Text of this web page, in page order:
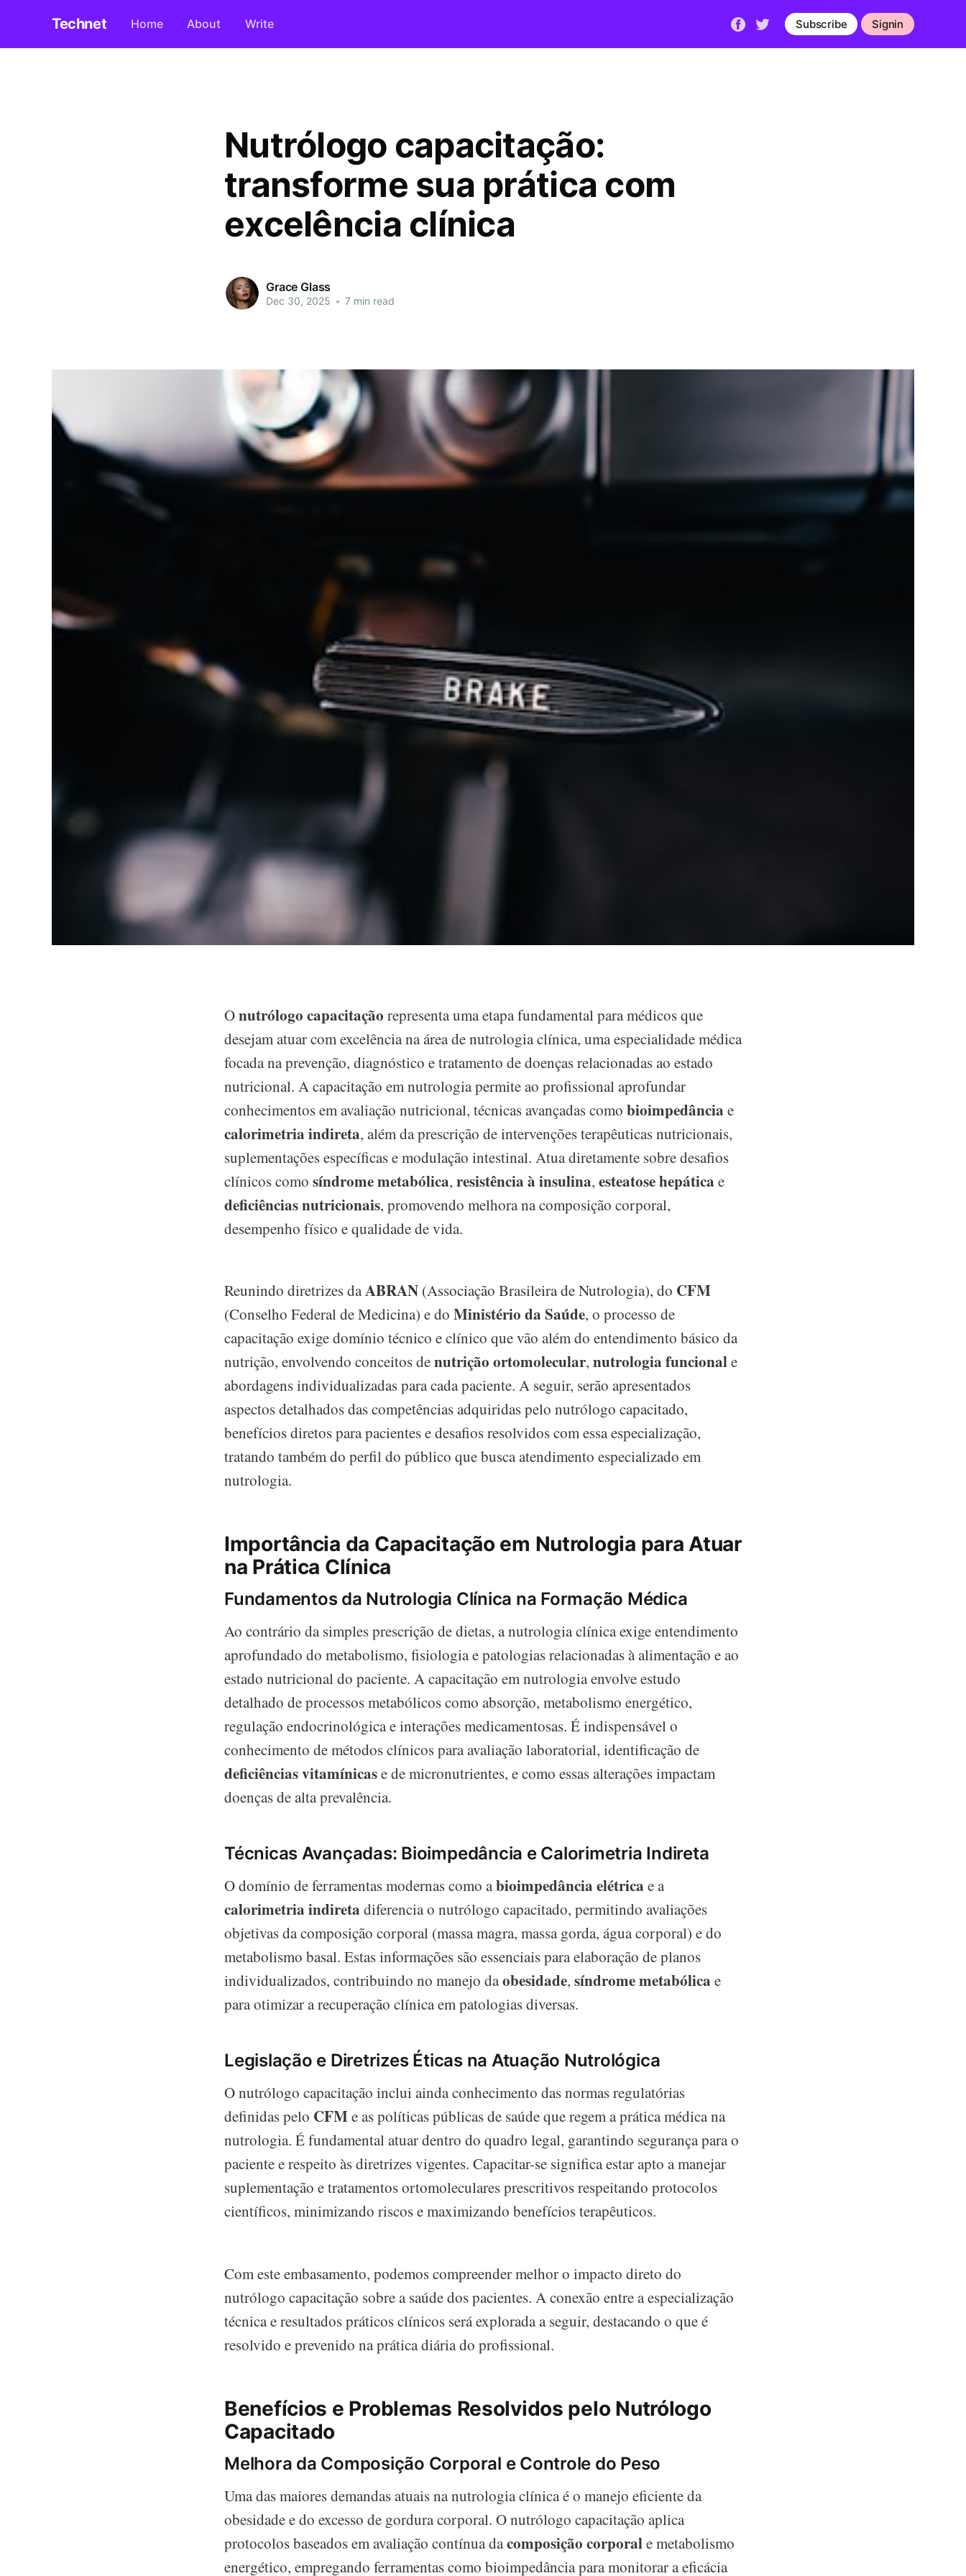
Technet Home About Write Subscribe Signin
Nutrólogo capacitação:
transforme sua prática com
excelência clínica
Grace Glass
Dec 30, 2025 • 7 min read
Onutrólogo capacitação representa uma etapa fundamental para médicos que
desejam atuar com excelência na área de nutrologia clínica, uma especialidade médica
focada na prevenção, diagnóstico e tratamento de doenças relacionadas ao estado
nutricional. A capacitação em nutrologia permite ao profissional aprofundar
conhecimentos em avaliação nutricional, técnicas avançadas como bioimpedância e
calorimetria indireta, além da prescrição de intervenções terapêuticas nutricionais,
suplementações específicas e modulação intestinal. Atua diretamente sobre desafios
clínicos como síndrome metabólica, resistência à insulina, esteatose hepática e
deficiências nutricionais, promovendo melhora na composição corporal,
desempenho físico e qualidade de vida.
Reunindo diretrizes daABRAN (Associação Brasileira de Nutrologia), do CFM
(Conselho Federal de Medicina) e do Ministério da Saúde, o processo de
capacitação exige domínio técnico e clínico que vão além do entendimento básico da
nutrição, envolvendo conceitos denutrição ortomolecular, nutrologia funcionale
abordagens individualizadas para cada paciente. A seguir, serão apresentados
aspectos detalhados das competências adquiridas pelo nutrólogo capacitado,
benefícios diretos para pacientes e desafios resolvidos com essa especialização,
tratando também do perfil do público que busca atendimento especializado em
nutrologia.
Importância da Capacitação em Nutrologia para Atuar
na Prática Clínica
Fundamentos da Nutrologia Clínica na Formação Médica
Ao contrário da simples prescrição de dietas, a nutrologia clínica exige entendimento
aprofundado do metabolismo, fisiologia e patologias relacionadas à alimentação e ao
estado nutricional do paciente. A capacitação em nutrologia envolve estudo
detalhado de processos metabólicos como absorção, metabolismo energético,
regulação endocrinológica e interações medicamentosas. É indispensável o
conhecimento de métodos clínicos para avaliação laboratorial, identificação de
deficiências vitamínicase de micronutrientes, e como essas alterações impactam
doenças de alta prevalência.
Técnicas Avançadas: Bioimpedância e Calorimetria Indireta
O domínio de ferramentas modernas como abioimpedância elétrica e a
calorimetria indireta diferencia o nutrólogo capacitado, permitindo avaliações
objetivas da composição corporal (massa magra, massa gorda, água corporal) e do
metabolismo basal. Estas informações são essenciais para elaboração de planos
individualizados, contribuindo no manejo daobesidade, síndrome metabólica e
para otimizar a recuperação clínica em patologias diversas.
Legislação e Diretrizes Éticas na Atuação Nutrológica
O nutrólogo capacitação inclui ainda conhecimento das normas regulatórias
definidas pelo CFMe as políticas públicas de saúde que regem a prática médica na
nutrologia. É fundamental atuar dentro do quadro legal, garantindo segurança para o
paciente e respeito às diretrizes vigentes. Capacitar-se significa estar apto a manejar
suplementação e tratamentos ortomoleculares prescritivos respeitando protocolos
científicos, minimizando riscos e maximizando benefícios terapêuticos.
Com este embasamento, podemos compreender melhor o impacto direto do
nutrólogo capacitação sobre a saúde dos pacientes. A conexão entre a especialização
técnica e resultados práticos clínicos será explorada a seguir, destacando o que é
resolvido e prevenido na prática diária do profissional.
Benefícios e Problemas Resolvidos pelo Nutrólogo
Capacitado
Melhora da Composição Corporal e Controle do Peso
Uma das maiores demandas atuais na nutrologia clínica é o manejo eficiente da
obesidade e do excesso de gordura corporal. O nutrólogo capacitação aplica
protocolos baseados em avaliação contínua dacomposição corporale metabolismo
energético, empregando ferramentas como bioimpedância para monitorar a eficácia